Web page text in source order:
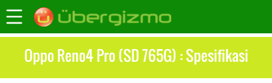
Oppo Reno4 Pro (SD 765G) : Spesifikasi